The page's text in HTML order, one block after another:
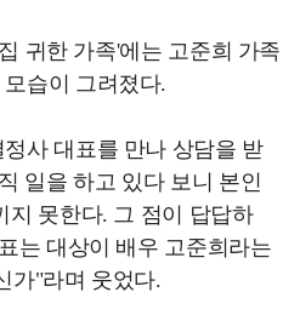
귀한 가족'에는 고준희 가족
습이 그려졌다.
사 대표를 만나 상담을 받
일을 하고 있다 보니 본인
지 못한다. 그 점이 답답하
는 대상이 배우 고준희라는
가"라며 웃었다.